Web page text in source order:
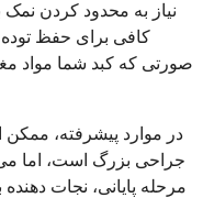
نیاز به محدود کردن
کافی برای حفظ
صورتی که کبد شما مواد
در موارد پیشرفته،
جراحی بزرگ است، اما می
مرحله پایانی، نجات